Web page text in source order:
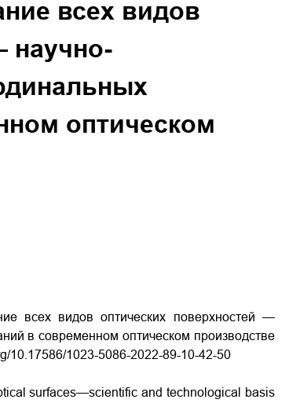
всех видов
научно-
оптическом
всех видов оптических поверхностей —
в современном оптическом производстве
10.17586/1023-5086-2022-89-10-42-50
surfaces—scientific and technological basis